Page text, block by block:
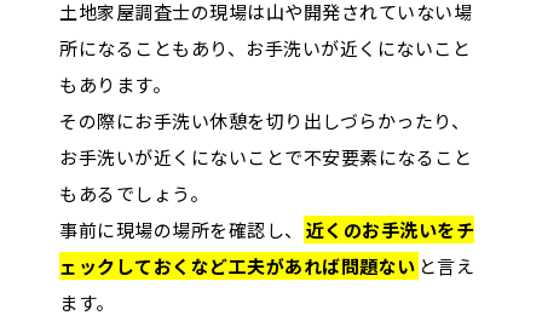
土地家屋調査士の現場は山や開発されていない場
所になることもあり、お手洗いが近くにないこと
もあります。
その際にお手洗い休憩を切り出しづらかったり、
お手洗いが近くにないことで不安要素になること
もあるでしょう。
事前に現場の場所を確認し、
近くのお手洗いをチ
ェックしておくなど工夫があれば問題ない と言え
ます。